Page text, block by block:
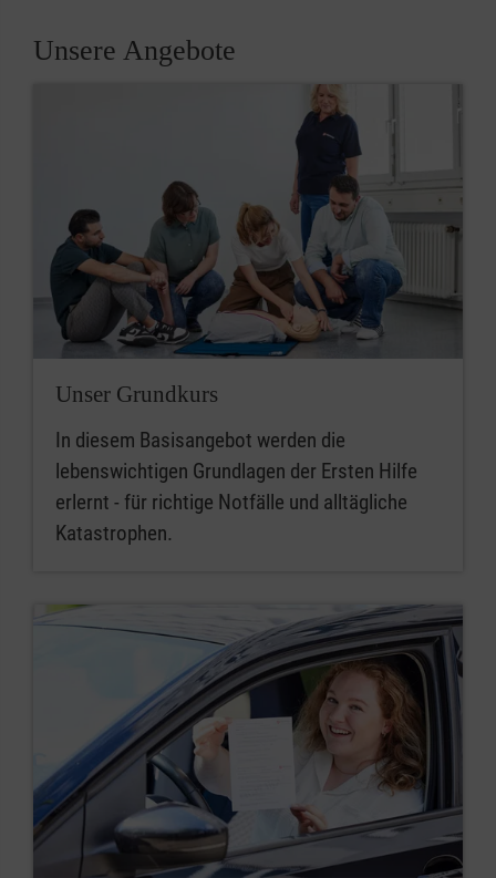
Unsere Angebote
Unser Grundkurs
In diesem Basisangebot werden die
lebenswichtigen Grundlagen der Ersten Hilfe
erlernt - für richtige Notfälle und alltägliche
Katastrophen.